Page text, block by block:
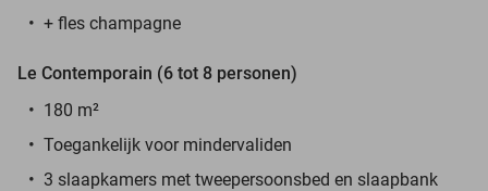
+ fles champagne
Le Contemporain (6 tot 8 personen)
180 m²
Toegankelijk voor mindervaliden
3 slaapkamers met tweepersoonsbed en slaapbank